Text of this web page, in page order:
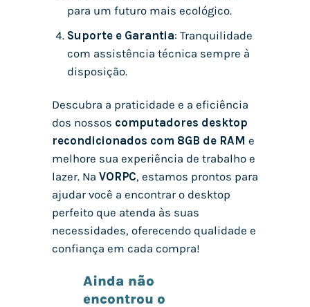
para um futuro mais ecológico.
Suporte e Garantia: Tranquilidade
com assistência técnica sempre à
disposição.
Descubra a praticidade e a eficiência
dos nossos computadores desktop
recondicionados com 8GB de RAM e
melhore sua experiência de trabalho e
lazer. Na VORPC, estamos prontos para
ajudar você a encontrar o desktop
perfeito que atenda às suas
necessidades, oferecendo qualidade e
confiança em cada compra!
Ainda não
encontrou o